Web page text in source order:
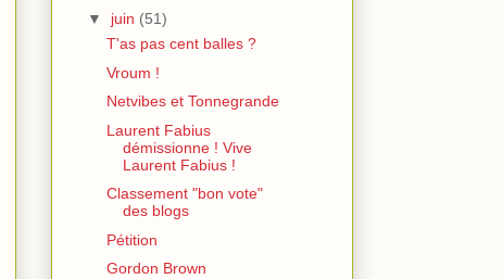
▼ juin (51)
T'as pas cent balles ?
Vroum !
Netvibes et Tonnegrande
Laurent Fabius
démissionne ! Vive
Laurent Fabius !
Classement "bon vote"
des blogs
Pétition
Gordon Brown